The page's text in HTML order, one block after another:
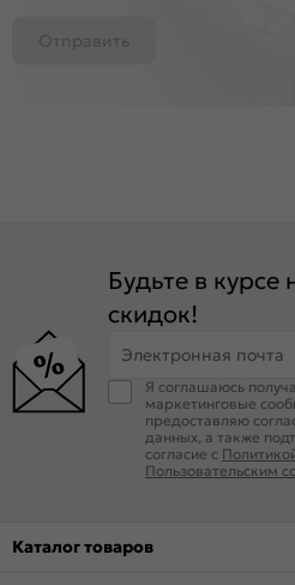
Отправить
Будьте в
скидок!
Электронная почта
Я соглашаюсь
маркетинговые
предоставляю
данных, а также
согласие с
Пользовательским
Каталог товаров